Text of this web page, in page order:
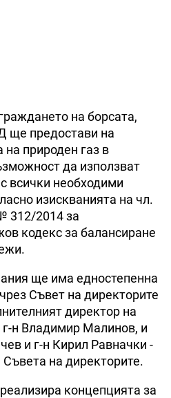
на борсата,
ще предостави на
на природен газ в
да използват
всички необходими
изискванията на чл.
312/2014 за
кодекс за балансиране
ще има едностепенна
Съвет на директорите
директор на
г-н Владимир Малинов, и
и г-н Кирил Равначки -
на директорите.
концепцията за